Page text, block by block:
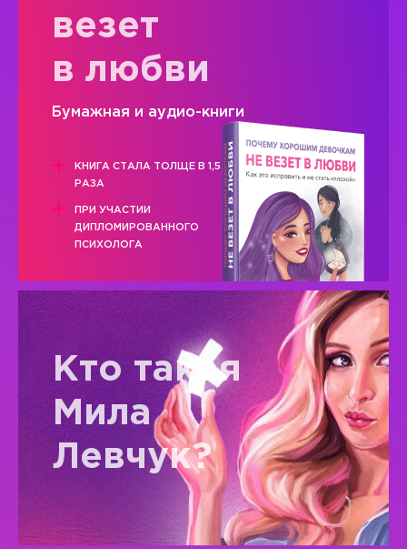
везет
в любви
Бумажная и аудио-книги
КНИГА СТАЛА ТОЛЩЕ В 1,5
РАЗА
ПРИ УЧАСТИИ
ДИПЛОМИРОВАННОГО
ПСИХОЛОГА
Кто такая
Мила
Левчук?